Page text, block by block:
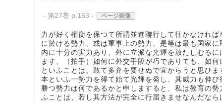
- 第27巻 p.163 - ページ画像
力が好く権衡を保つて所謂並進聯行して往かなけれ
に於ける勢力、或は軍事上の勢力、是等は最も国家
内に十分の実力あり、外に立派な光輝を放たしむる
ます、（拍手）如何に外交手段が巧でありても、如
といふことは、敢て多弁を要せぬで宜からうと思ひ
本といふ一勢力を得て始て光輝を発し、其威力も伸
勝つ勢力は何であるかと申しますると、私は教育の
ふことは、若し其方法が完全に行届きませなんだな